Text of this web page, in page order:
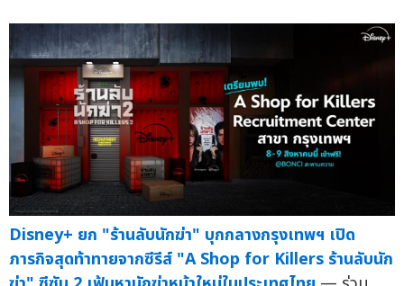
Disney+ ยก "ร้านลับนักฆ่า" บุกกลางกรุงเทพฯ เปิด
ภารกิจสุดท้าทายจากซีรีส์ "A Shop for Killers ร้านลับนัก